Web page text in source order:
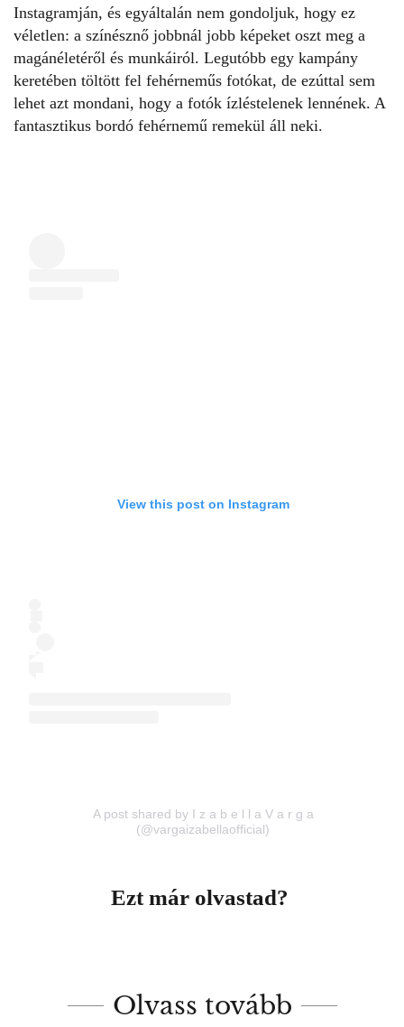
Instagramján, és egyáltalán nem gondoljuk, hogy ez
véletlen: a színésznő jobbnál jobb képeket oszt meg a
magánéletéről és munkáiról. Legutóbb egy kampány
keretében töltött fel fehérneműs fotókat, de ezúttal sem
lehet azt mondani, hogy a fotók ízléstelenek lennének. A
fantasztikus bordó fehérnemű remekül áll neki.
View this post on Instagram
A post shared by I z a b e l l a V a r g a
(@vargaizabellaofficial)
Ezt már olvastad?
Olvass tovább